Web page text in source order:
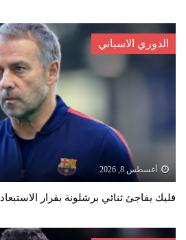
الدوري الاسباني
أغسطس 8, 2026
فليك يفاجئ ثنائي برشلونة بقرار الاستبعاد